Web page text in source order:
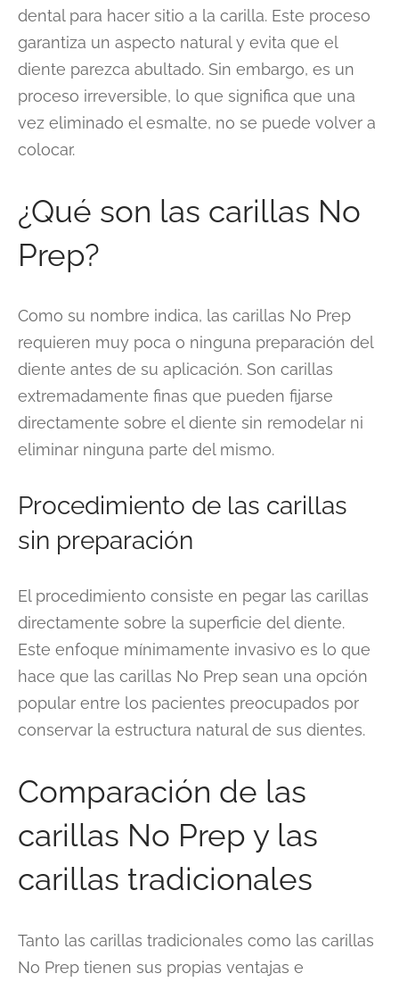
dental para hacer sitio a la carilla. Este proceso
garantiza un aspecto natural y evita que el
diente parezca abultado. Sin embargo, es un
proceso irreversible, lo que significa que una
vez eliminado el esmalte, no se puede volver a
colocar.
¿Qué son las carillas No
Prep?
Como su nombre indica, las carillas No Prep
requieren muy poca o ninguna preparación del
diente antes de su aplicación. Son carillas
extremadamente finas que pueden fijarse
directamente sobre el diente sin remodelar ni
eliminar ninguna parte del mismo.
Procedimiento de las carillas
sin preparación
El procedimiento consiste en pegar las carillas
directamente sobre la superficie del diente.
Este enfoque mínimamente invasivo es lo que
hace que las carillas No Prep sean una opción
popular entre los pacientes preocupados por
conservar la estructura natural de sus dientes.
Comparación de las
carillas No Prep y las
carillas tradicionales
Tanto las carillas tradicionales como las carillas
No Prep tienen sus propias ventajas e